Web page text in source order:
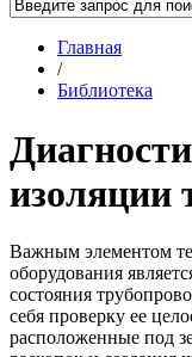
Главная
/
Библиотека
изоляции
Важным элементом
оборудования
состояния
себя проверку ее
расположенные под